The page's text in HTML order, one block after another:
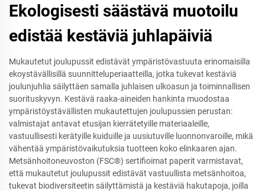
Ekologisesti säästävä muotoilu
edistää kestäviä juhlapäiviä
Mukautetut joulupussit edistävät ympäristövastuuta erinomaisilla
ekoystävällisillä suunnitteluperiaatteilla, jotka tukevat kestäviä
joulunjuhlia säilyttäen samalla juhlaisen ulkoasun ja toiminnallisen
suorituskyvyn. Kestävä raaka-aineiden hankinta muodostaa
ympäristöystävällisten mukautettujen joulupussien perustan:
valmistajat antavat etusijan kierrätetyille materiaaleille,
vastuullisesti kerätyille kuiduille ja uusiutuville luonnonvaroille, mikä
vähentää ympäristövaikutuksia tuotteen koko elinkaaren ajan.
Metsänhoitoneuvoston (FSC®) sertifioimat paperit varmistavat,
että mukautetut joulupussit edistävät vastuullista metsänhoitoa,
tukevat biodiversiteetin säilyttämistä ja kestäviä hakutapoja, joilla